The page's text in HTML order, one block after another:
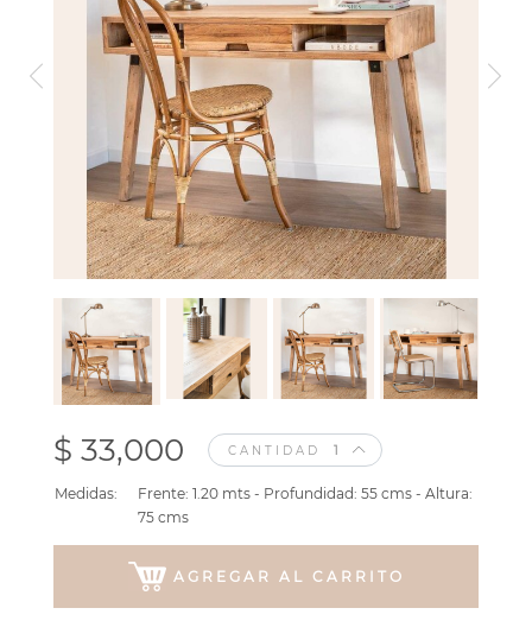
$ 33,000 CANTIDAD
Medidas:
Frente: 1.20 mts - Profundidad: 55 cms - Altura:
75 cms
AGREGAR AL CARRITO